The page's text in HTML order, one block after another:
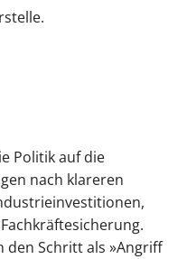
Politik auf die
nach klareren
den Schritt als »Angriff